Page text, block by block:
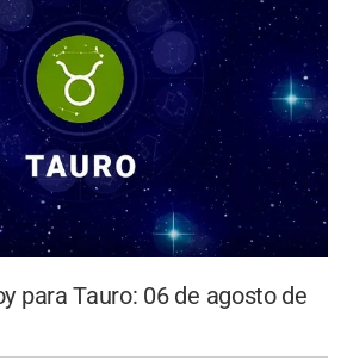
para Tauro: 06 de agosto de